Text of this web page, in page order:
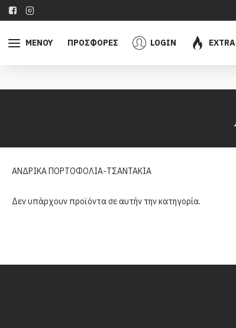
ΜΕΝΟΥ ΠΡΟΣΦΟΡΕΣ LOGIN
ΑΝΔΡΙΚΑ ΠΟΡΤΟΦΟΛΙΑ-ΤΣΑΝΤΑΚΙΑ
Δεν υπάρχουν προϊόντα σε αυτήν την κατηγορία.